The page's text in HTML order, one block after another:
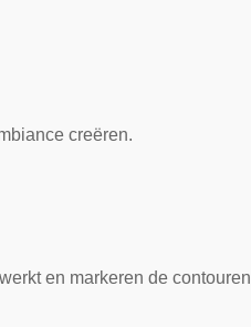
creëren.
en markeren de contouren